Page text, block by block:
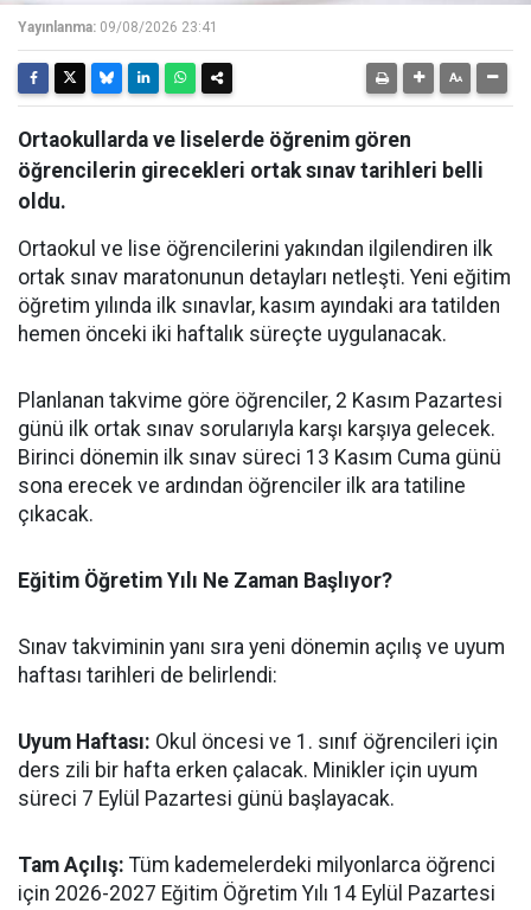
Yayınlanma: 09/08/2026 23:41
Ortaokullarda ve liselerde öğrenim gören
öğrencilerin girecekleri ortak sınav tarihleri belli
oldu.
Ortaokul ve lise öğrencilerini yakından ilgilendiren ilk
ortak sınav maratonunun detayları netleşti. Yeni eğitim
öğretim yılında ilk sınavlar, kasım ayındaki ara tatilden
hemen önceki iki haftalık süreçte uygulanacak.
​Planlanan takvime göre öğrenciler, 2 Kasım Pazartesi
günü ilk ortak sınav sorularıyla karşı karşıya gelecek.
Birinci dönemin ilk sınav süreci 13 Kasım Cuma günü
sona erecek ve ardından öğrenciler ilk ara tatiline
çıkacak.
​Eğitim Öğretim Yılı Ne Zaman Başlıyor?
​Sınav takviminin yanı sıra yeni dönemin açılış ve uyum
haftası tarihleri de belirlendi:
​Uyum Haftası: Okul öncesi ve 1. sınıf öğrencileri için
ders zili bir hafta erken çalacak. Minikler için uyum
süreci 7 Eylül Pazartesi günü başlayacak.
​Tam Açılış: Tüm kademelerdeki milyonlarca öğrenci
için 2026-2027 Eğitim Öğretim Yılı 14 Eylül Pazartesi